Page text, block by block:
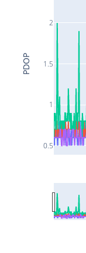
0.5
1
1.5
2
PDOP